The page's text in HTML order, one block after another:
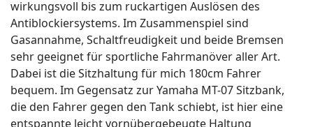
wirkungsvoll bis zum ruckartigen Auslösen des
Antiblockiersystems. Im Zusammenspiel sind
Gasannahme, Schaltfreudigkeit und beide Bremsen
sehr geeignet für sportliche Fahrmanöver aller Art.
Dabei ist die Sitzhaltung für mich 180cm Fahrer
bequem. Im Gegensatz zur Yamaha MT-07 Sitzbank,
die den Fahrer gegen den Tank schiebt, ist hier eine
entspannte leicht vornübergebeugte Haltung